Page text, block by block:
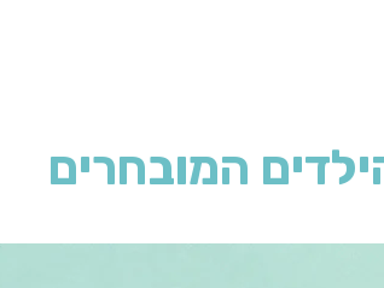
המובחרים